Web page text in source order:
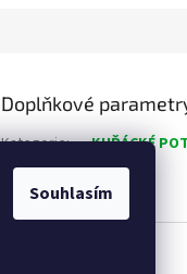
Souhlasím
Doplňkové
Kategorie:
KUŘÁCKÉ
Hmotnost: 1 kg